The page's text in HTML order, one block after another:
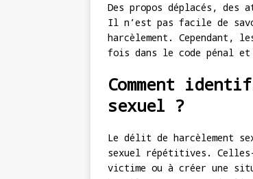
Des propos déplacés, des
Il n’est pas facile de
harcèlement. Cependant,
fois dans le code pénal
Comment
sexuel ?
Le délit de harcèlement
sexuel répétitives.
victime ou à créer une